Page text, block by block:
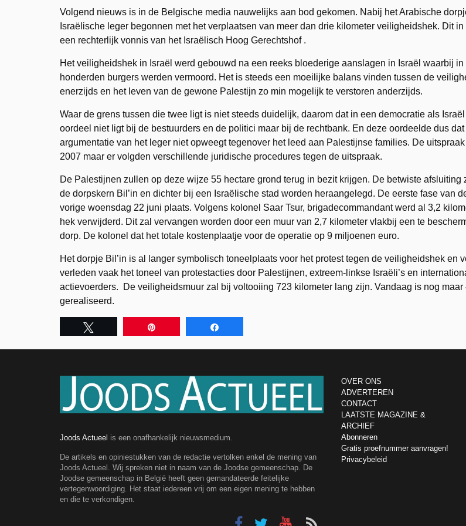
Volgend nieuws is in de Belgische media nauwelijks aan bod gekomen. Nabij het Arabische
Israëlische leger begonnen met het verplaatsen van meer dan drie kilometer veiligheidshek. Dit
een rechterlijk vonnis van het Israëlisch Hoog Gerechtshof .
Het veiligheidshek in Israël werd gebouwd na een reeks bloederige aanslagen in Israël waarbij in
honderden burgers werden vermoord. Het is steeds een moeilijke balans vinden tussen de
enerzijds en het leven van de gewone Palestijn zo min mogelijk te verstoren anderzijds.
Waar de grens tussen die twee ligt is niet steeds duidelijk, daarom dat in een democratie als
oordeel niet ligt bij de bestuurders en de politici maar bij de rechtbank. En deze oordeelde dus dat
argumentatie van het leger niet opweegt tegenover het leed aan Palestijnse families. De
2007 maar er volgden verschillende juridische procedures tegen de uitspraak.
De Palestijnen zullen op deze wijze 55 hectare grond terug in bezit krijgen. De betwiste afsluiting
de dorpskern Bil’in en dichter bij een Israëlische stad worden heraangelegd. De eerste fase van
vorige woensdag 22 juni plaats. Volgens kolonel Saar Tsur, brigadecommandant werd al 3,2
hek verwijderd. Dit zal vervangen worden door een muur van 2,7 kilometer vlakbij een te
dorp. De kolonel dat het totale kostenplaatje voor de operatie op 9 miljoenen euro.
Het dorpje Bil’in is al langer symbolisch toneelplaats voor het protest tegen de veiligheidshek en
verleden vaak het toneel van protestacties door Palestijnen, extreem-linkse Israëli’s en
actievoerders. De veiligheidsmuur zal bij voltooiing 723 kilometer lang zijn. Vandaag is nog maar
gerealiseerd.
Joods Actueel is een onafhankelijk nieuwsmedium.
De artikels en opiniestukken van de redactie vertolken enkel de mening van
Joods Actueel. Wij spreken niet in naam van de Joodse gemeenschap. De
Joodse gemeenschap in België heeft geen gemandateerde feitelijke
vertegenwoordiging. Het staat iedereen vrij om een eigen mening te hebben
en die te verkondigen.
OVER ONS
ADVERTEREN
CONTACT
LAATSTE MAGAZINE &
ARCHIEF
Abonneren
Gratis proefnummer aanvragen!
Privacybeleid